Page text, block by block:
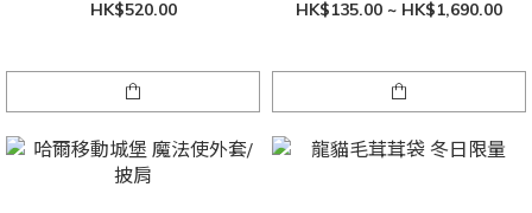
HK$520.00 HK$135.00 ~ HK$1,690.00